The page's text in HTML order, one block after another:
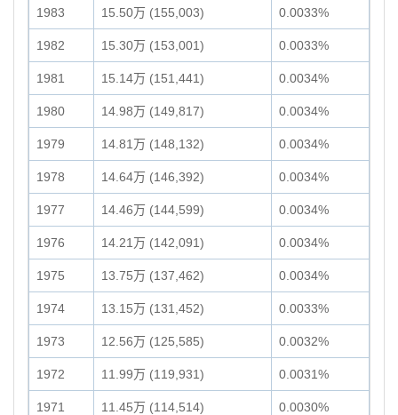
1983 15.50万 (155,003) 0.0033%
1982 15.30万 (153,001) 0.0033%
1981 15.14万 (151,441) 0.0034%
1980 14.98万 (149,817) 0.0034%
1979 14.81万 (148,132) 0.0034%
1978 14.64万 (146,392) 0.0034%
1977 14.46万 (144,599) 0.0034%
1976 14.21万 (142,091) 0.0034%
1975 13.75万 (137,462) 0.0034%
1974 13.15万 (131,452) 0.0033%
1973 12.56万 (125,585) 0.0032%
1972 11.99万 (119,931) 0.0031%
1971 11.45万 (114,514) 0.0030%